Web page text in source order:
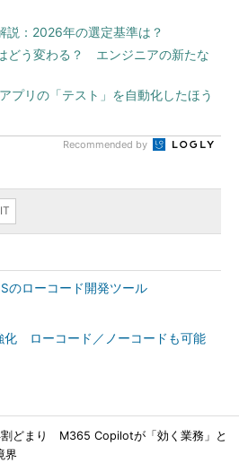
説：2026年の選定基準は？
どう変わる？ エンジニアの新たな
プリの「テスト」を自動化したほう
Recommended by
のローコード開発ツール
化 ローコード／ノーコードも可能
どまり M365 Copilotが「効く業務」と
界